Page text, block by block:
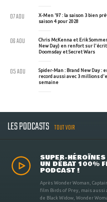
X-Men '97 : la saison 3 bien
saison 4 pour 2028
07 AOU
Chris McKenna et Erik
New Day) en renfort sur
Doomsday et Secret Wars
06 AOU
Spider-Man : Brand New Day :
record aussi avec 3 millions
semaine
05 AOU
LES PODCASTS TOUT VOIR
SUPER-
UN DÉBAT 100%
PODCAST !
Après Wonder Woman,
film Birds of Prey, mais aussi
de Black Widow, Wonder